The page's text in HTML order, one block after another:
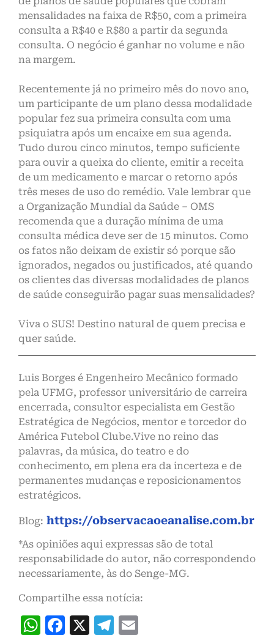
mensalidades na faixa de R$50, com a primeira
consulta a R$40 e R$80 a partir da segunda
consulta. O negócio é ganhar no volume e não
na margem.
Recentemente já no primeiro mês do novo ano,
um participante de um plano dessa modalidade
popular fez sua primeira consulta com uma
psiquiatra após um encaixe em sua agenda.
Tudo durou cinco minutos, tempo suficiente
para ouvir a queixa do cliente, emitir a receita
de um medicamento e marcar o retorno após
três meses de uso do remédio. Vale lembrar que
a Organização Mundial da Saúde – OMS
recomenda que a duração mínima de uma
consulta médica deve ser de 15 minutos. Como
os fatos não deixam de existir só porque são
ignorados, negados ou justificados, até quando
os clientes das diversas modalidades de planos
de saúde conseguirão pagar suas mensalidades?
Viva o SUS! Destino natural de quem precisa e
quer saúde.
Luis Borges é Engenheiro Mecânico formado
pela UFMG, professor universitário de carreira
encerrada, consultor especialista em Gestão
Estratégica de Negócios, mentor e torcedor do
América Futebol Clube.Vive no reino das
palavras, da música, do teatro e do
conhecimento, em plena era da incerteza e de
permanentes mudanças e reposicionamentos
estratégicos.
Blog: https://observacaoeanalise.com.br
*As opiniões aqui expressas são de total
responsabilidade do autor, não correspondendo
necessariamente, às do Senge-MG.
Compartilhe essa notícia:
WhatsApp
Facebook
X Telegram